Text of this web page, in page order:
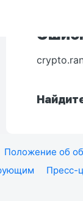
Положение об
Пресс-